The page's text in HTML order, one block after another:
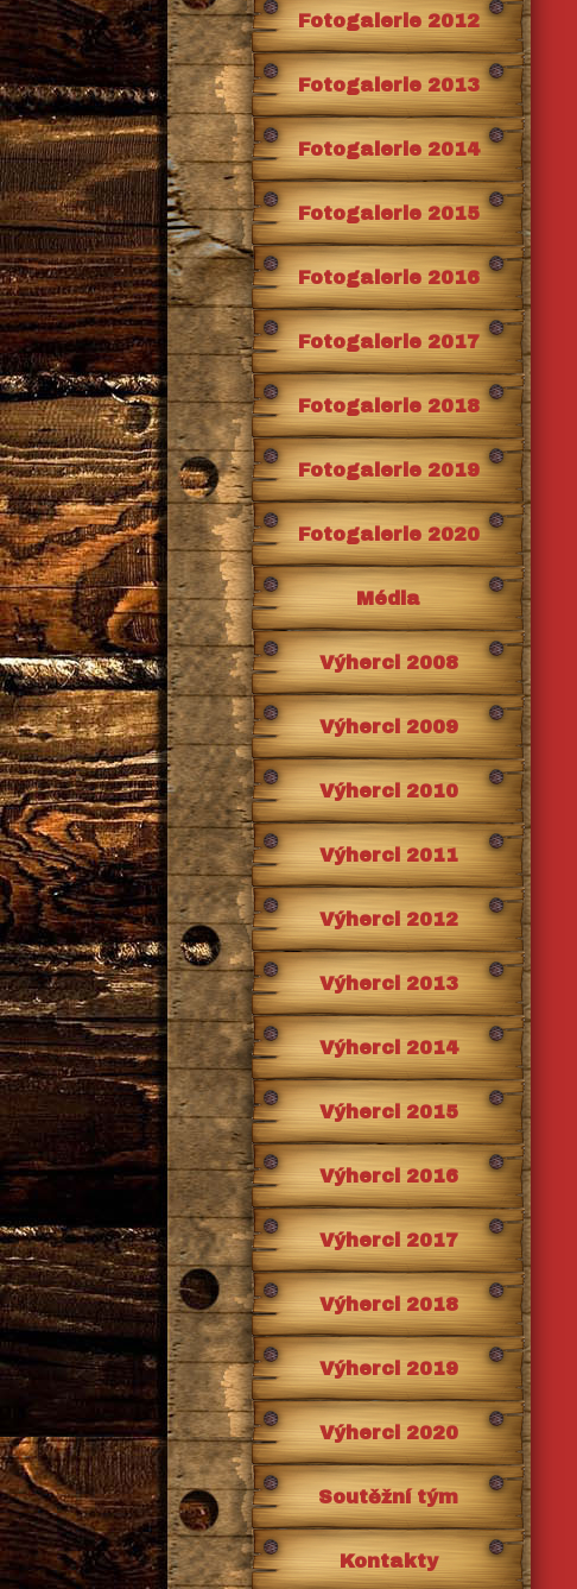
Fotogalerie 2012
Fotogalerie 2013
Fotogalerie 2014
Fotogalerie 2015
Fotogalerie 2016
Fotogalerie 2017
Fotogalerie 2018
Fotogalerie 2019
Fotogalerie 2020
Média
Výherci 2008
Výherci 2009
Výherci 2010
Výherci 2011
Výherci 2012
Výherci 2013
Výherci 2014
Výherci 2015
Výherci 2016
Výherci 2017
Výherci 2018
Výherci 2019
Výherci 2020
Soutěžní tým
Kontakty